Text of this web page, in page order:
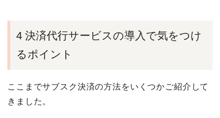
4 決済代行サービスの導入で気をつけ
るポイント
ここまでサブスク決済の方法をいくつかご紹介して
きました。